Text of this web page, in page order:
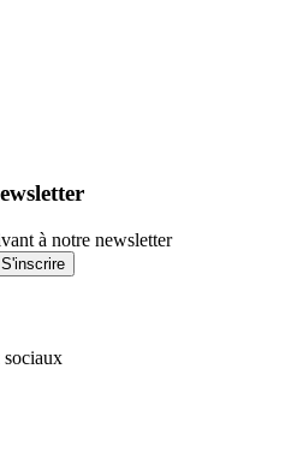
à notre newsletter
S'inscrire
sociaux